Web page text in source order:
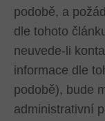
podobě, a
dle tohoto
neuvede-li
informace dle
podobě), bude
administrativní